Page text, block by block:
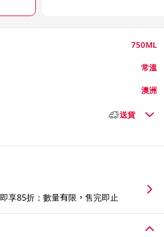
750ML
常溫
澳洲
送貨
享85折；數量有限，售完即止